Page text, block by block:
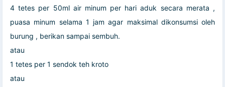
4 tetes per 50ml air minum per hari aduk secara merata ,
puasa minum selama 1 jam agar maksimal dikonsumsi oleh
burung , berikan sampai sembuh.
atau
1 tetes per 1 sendok teh kroto
atau